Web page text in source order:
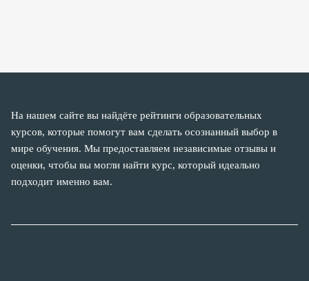
На нашем сайте вы найдёте рейтинги образовательных
курсов, которые помогут вам сделать осознанный выбор в
мире обучения. Мы предоставляем независимые отзывы и
оценки, чтобы вы могли найти курс, который идеально
подходит именно вам.